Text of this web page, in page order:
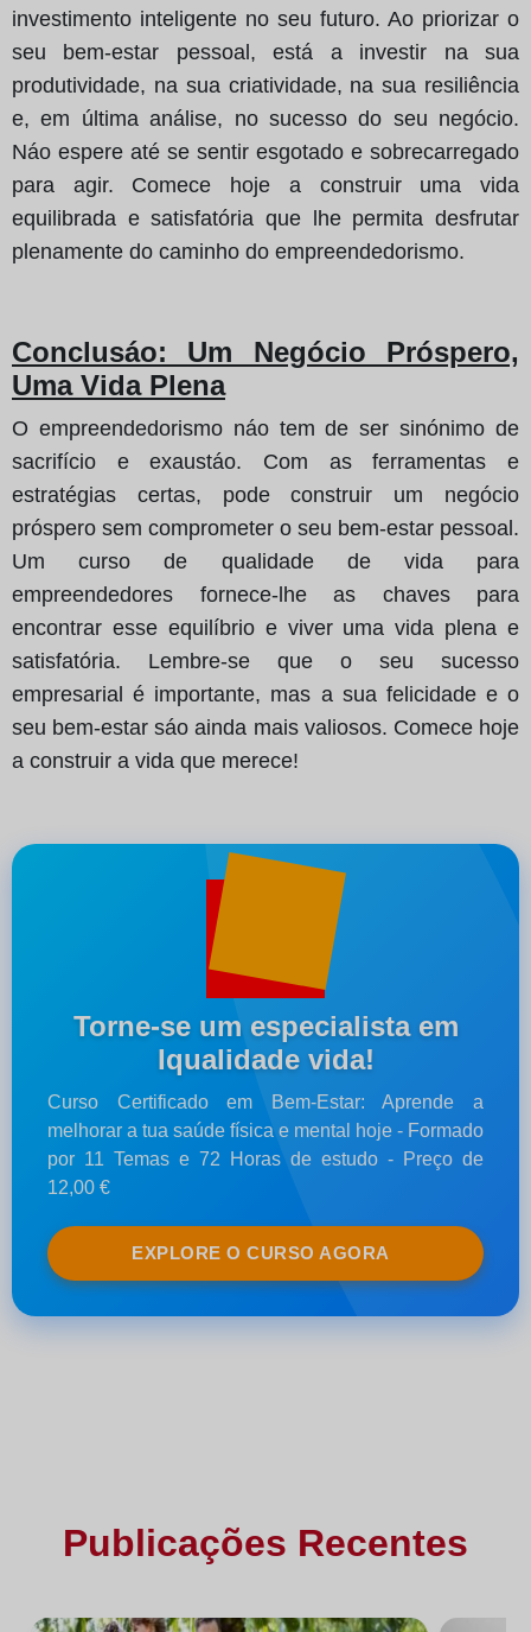
investimento inteligente no seu futuro. Ao priorizar o
seu bem-estar pessoal, está a investir na sua
produtividade, na sua criatividade, na sua resiliência
e, em última análise, no sucesso do seu negócio.
Náo espere até se sentir esgotado e sobrecarregado
para agir. Comece hoje a construir uma vida
equilibrada e satisfatória que lhe permita desfrutar
plenamente do caminho do empreendedorismo.
Conclusáo: Um Negócio Próspero,
Uma Vida Plena
O empreendedorismo náo tem de ser sinónimo de
sacrifício e exaustáo. Com as ferramentas e
estratégias certas, pode construir um negócio
próspero sem comprometer o seu bem-estar pessoal.
Um curso de qualidade de vida para
empreendedores fornece-lhe as chaves para
encontrar esse equilíbrio e viver uma vida plena e
satisfatória. Lembre-se que o seu sucesso
empresarial é importante, mas a sua felicidade e o
seu bem-estar sáo ainda mais valiosos. Comece hoje
a construir a vida que merece!
Torne-se um especialista em
Iqualidade vida!
Curso Certificado em Bem-Estar: Aprende a
melhorar a tua saúde física e mental hoje - Formado
por 11 Temas e 72 Horas de estudo - Preço de
12,00 €
EXPLORE O CURSO AGORA
Publicações Recentes